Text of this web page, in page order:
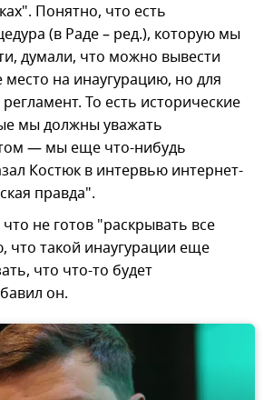
Понятно, что есть
(в Раде – ред.), которую мы
думали, что можно вывести
место на инаугурацию, но для
То есть исторические
мы должны уважать
— мы еще что-нибудь
Костюк в интервью интернет-
правда".
не готов "раскрывать все
что такой инаугурации еще
что что-то будет
он.